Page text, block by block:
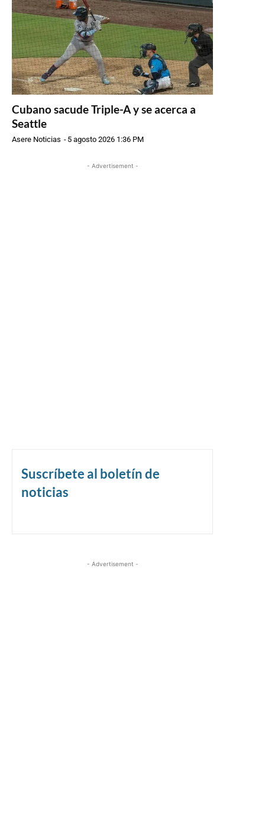
Cubano sacude Triple-A y se acerca a
Seattle
Asere Noticias - 5 agosto 2026 1:36 PM
- Advertisement -
Suscríbete al boletín de
noticias
- Advertisement -